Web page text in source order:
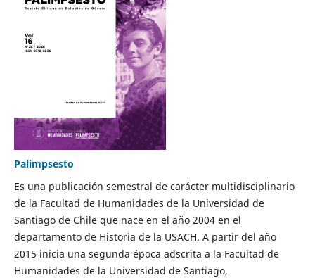
Palimpsesto
Es una publicación semestral de carácter multidisciplinario
de la Facultad de Humanidades de la Universidad de
Santiago de Chile que nace en el año 2004 en el
departamento de Historia de la USACH. A partir del año
2015 inicia una segunda época adscrita a la Facultad de
Humanidades de la Universidad de Santiago,